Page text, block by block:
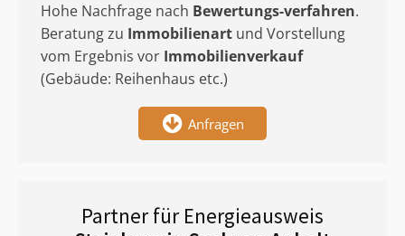
Hohe Nachfrage nach Bewertungs-verfahren.
Beratung zu Immobilienart und Vorstellung
vom Ergebnis vor Immobilienverkauf
(Gebäude: Reihenhaus etc.)
Anfragen
Partner für Energieausweis